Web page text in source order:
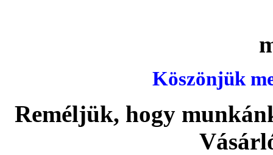
Köszönjük
Reméljük, hogy